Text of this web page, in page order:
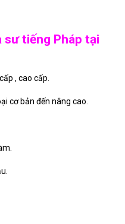
sư tiếng Pháp tại
, cao cấp.
cơ bản đến nâng cao.